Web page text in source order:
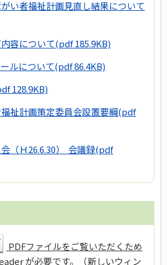
い者福祉計画見直し結果について
容について(pdf 185.9KB)
ルについて(pdf 86.4KB)
128.9KB)
祉計画策定委員会設置要綱(pdf
（Ｈ26.6.30） 会議録(pdf
PDFファイルをご覧いただくため
が必要です。（新しいウィン